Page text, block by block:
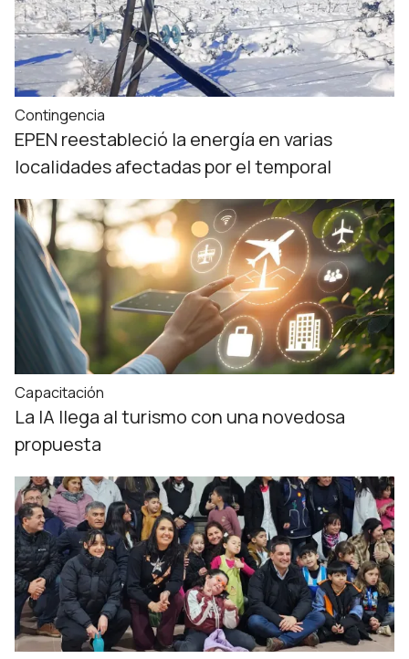
Contingencia
EPEN reestableció la energía en varias
localidades afectadas por el temporal
Capacitación
La IA llega al turismo con una novedosa
propuesta